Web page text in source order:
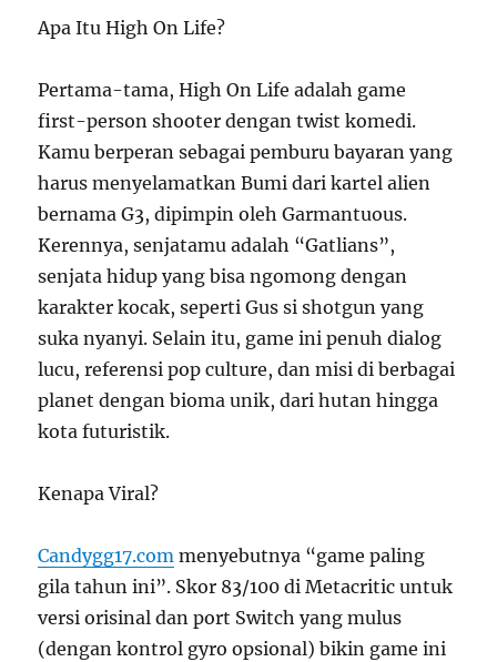
Apa Itu High On Life?
Pertama-tama, High On Life adalah game
first-person shooter dengan twist komedi.
Kamu berperan sebagai pemburu bayaran yang
harus menyelamatkan Bumi dari kartel alien
bernama G3, dipimpin oleh Garmantuous.
Kerennya, senjatamu adalah “Gatlians”,
senjata hidup yang bisa ngomong dengan
karakter kocak, seperti Gus si shotgun yang
suka nyanyi. Selain itu, game ini penuh dialog
lucu, referensi pop culture, dan misi di berbagai
planet dengan bioma unik, dari hutan hingga
kota futuristik.
Kenapa Viral?
Candygg17.com menyebutnya “game paling
gila tahun ini”. Skor 83/100 di Metacritic untuk
versi orisinal dan port Switch yang mulus
(dengan kontrol gyro opsional) bikin game ini